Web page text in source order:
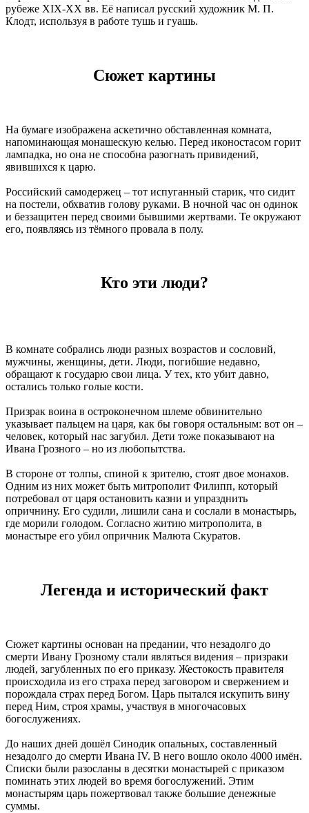
рубеже XIX-XX вв. Её написал русский художник М. П.
Клодт, используя в работе тушь и гуашь.
Сюжет картины
На бумаге изображена аскетично обставленная комната,
напоминающая монашескую келью. Перед иконостасом горит
лампадка, но она не способна разогнать привидений,
явившихся к царю.
Российский самодержец – тот испуганный старик, что сидит
на постели, обхватив голову руками. В ночной час он одинок
и беззащитен перед своими бывшими жертвами. Те окружают
его, появляясь из тёмного провала в полу.
Кто эти люди?
В комнате собрались люди разных возрастов и сословий,
мужчины, женщины, дети. Люди, погибшие недавно,
обращают к государю свои лица. У тех, кто убит давно,
остались только голые кости.
Призрак воина в остроконечном шлеме обвинительно
указывает пальцем на царя, как бы говоря остальным: вот он –
человек, который нас загубил. Дети тоже показывают на
Ивана Грозного – но из любопытства.
В стороне от толпы, спиной к зрителю, стоят двое монахов.
Одним из них может быть митрополит Филипп, который
потребовал от царя остановить казни и упразднить
опричнину. Его судили, лишили сана и сослали в монастырь,
где морили голодом. Согласно житию митрополита, в
монастыре его убил опричник Малюта Скуратов.
Легенда и исторический факт
Сюжет картины основан на предании, что незадолго до
смерти Ивану Грозному стали являться видения – призраки
людей, загубленных по его приказу. Жестокость правителя
происходила из его страха перед заговором и свержением и
порождала страх перед Богом. Царь пытался искупить вину
перед Ним, строя храмы, участвуя в многочасовых
богослужениях.
До наших дней дошёл Синодик опальных, составленный
незадолго до смерти Ивана IV. В него вошло около 4000 имён.
Списки были разосланы в десятки монастырей с приказом
поминать этих людей во время богослужений. Этим
монастырям царь пожертвовал также большие денежные
суммы.